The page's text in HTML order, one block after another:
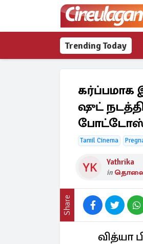
Trending Today
கர்ப்பமாக
ஷுட்
Tamil Cinema
Yathrika
in
Share
வித்யா